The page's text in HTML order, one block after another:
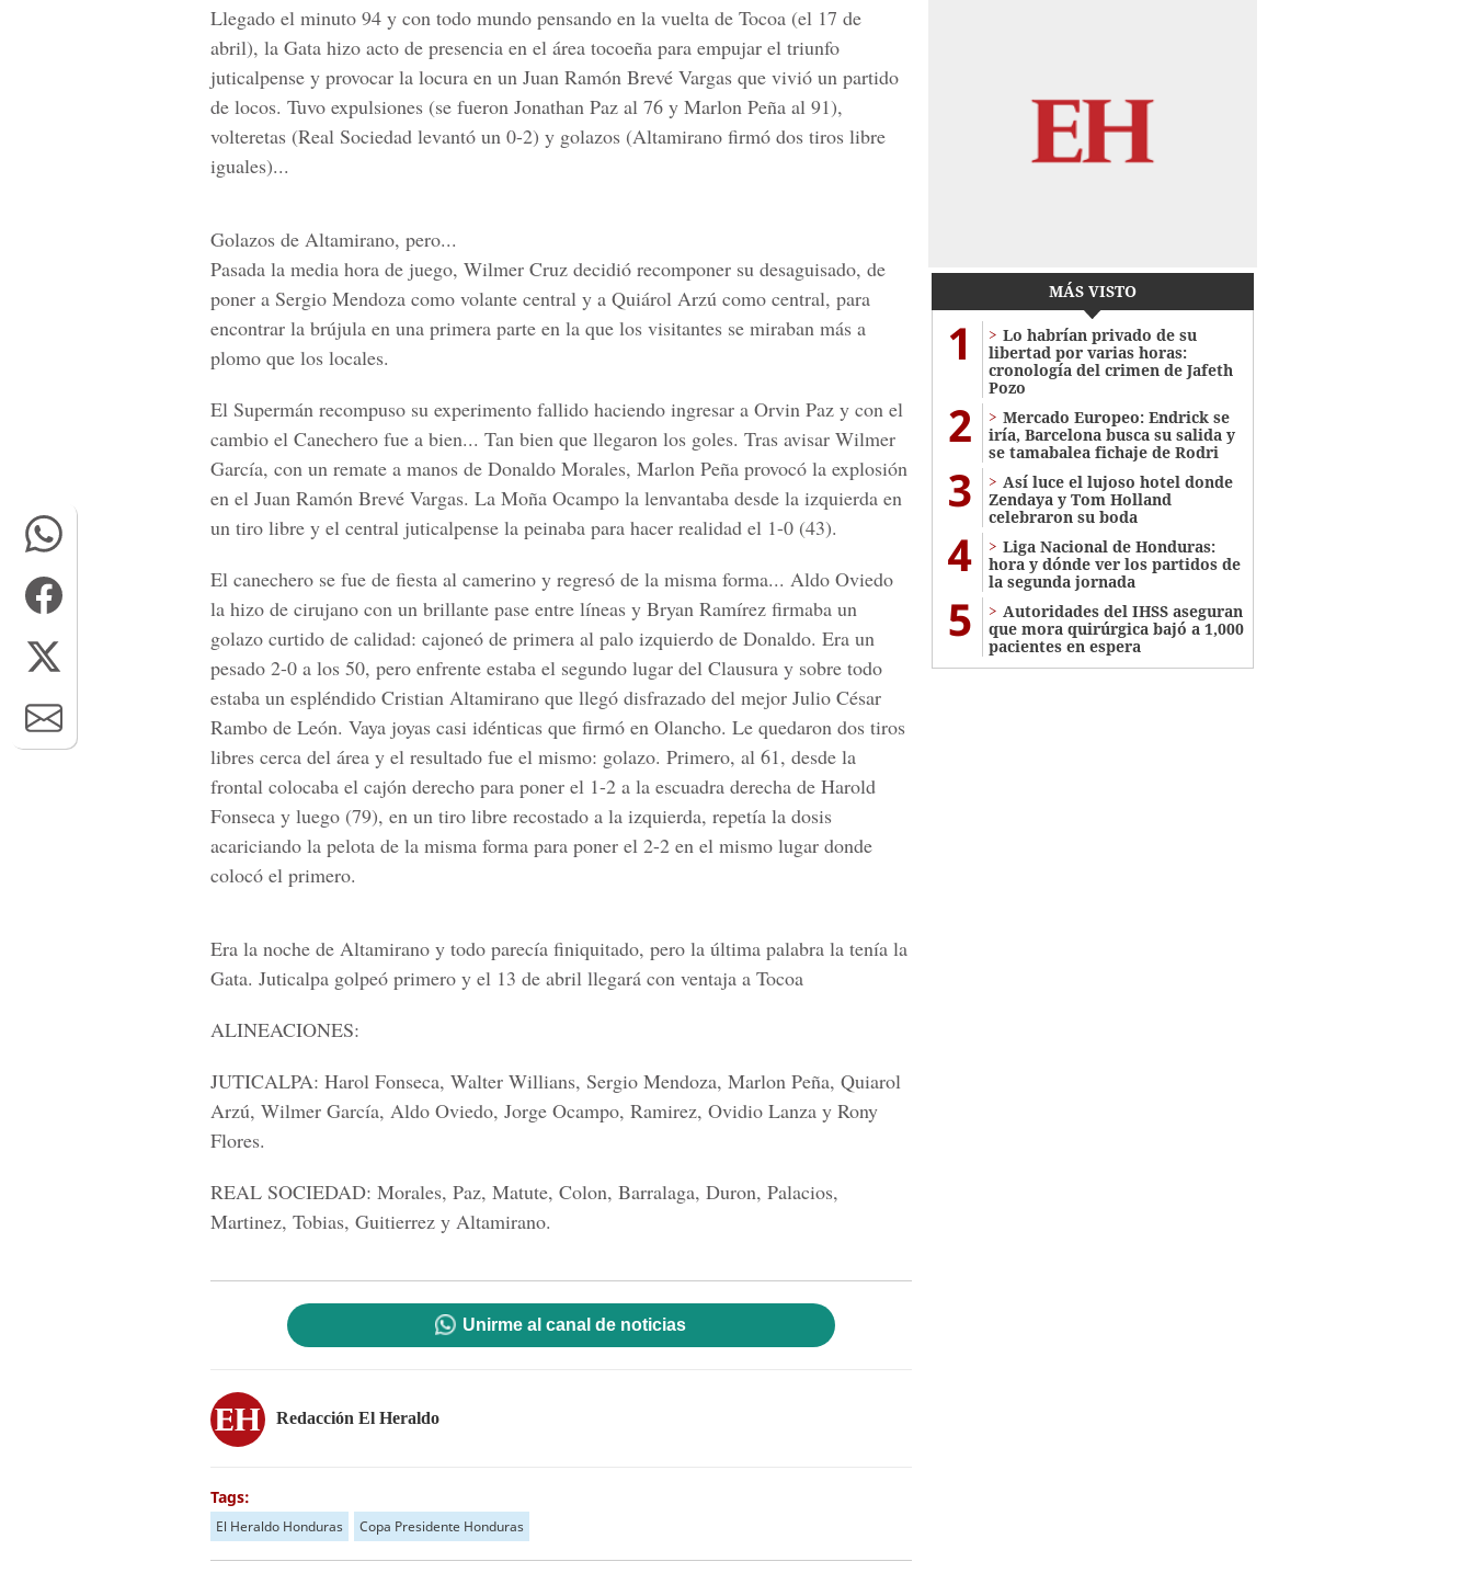
Llegado el minuto 94 y con todo mundo pensando en la vuelta de Tocoa (el 17 de
abril), la Gata hizo acto de presencia en el área tocoeña para empujar el triunfo
juticalpense y provocar la locura en un Juan Ramón Brevé Vargas que vivió un partido
de locos. Tuvo expulsiones (se fueron Jonathan Paz al 76 y Marlon Peña al 91),
volteretas (Real Sociedad levantó un 0-2) y golazos (Altamirano firmó dos tiros libre
iguales)...
Golazos de Altamirano, pero...
Pasada la media hora de juego, Wilmer Cruz decidió recomponer su desaguisado, de
poner a Sergio Mendoza como volante central y a Quiárol Arzú como central, para
encontrar la brújula en una primera parte en la que los visitantes se miraban más a
plomo que los locales.
El Supermán recompuso su experimento fallido haciendo ingresar a Orvin Paz y con el
cambio el Canechero fue a bien... Tan bien que llegaron los goles. Tras avisar Wilmer
García, con un remate a manos de Donaldo Morales, Marlon Peña provocó la explosión
en el Juan Ramón Brevé Vargas. La Moña Ocampo la lenvantaba desde la izquierda en
un tiro libre y el central juticalpense la peinaba para hacer realidad el 1-0 (43).
El canechero se fue de fiesta al camerino y regresó de la misma forma... Aldo Oviedo
la hizo de cirujano con un brillante pase entre líneas y Bryan Ramírez firmaba un
golazo curtido de calidad: cajoneó de primera al palo izquierdo de Donaldo. Era un
pesado 2-0 a los 50, pero enfrente estaba el segundo lugar del Clausura y sobre todo
estaba un espléndido Cristian Altamirano que llegó disfrazado del mejor Julio César
Rambo de León. Vaya joyas casi idénticas que firmó en Olancho. Le quedaron dos tiros
libres cerca del área y el resultado fue el mismo: golazo. Primero, al 61, desde la
frontal colocaba el cajón derecho para poner el 1-2 a la escuadra derecha de Harold
Fonseca y luego (79), en un tiro libre recostado a la izquierda, repetía la dosis
acariciando la pelota de la misma forma para poner el 2-2 en el mismo lugar donde
colocó el primero.
Era la noche de Altamirano y todo parecía finiquitado, pero la última palabra la tenía la
Gata. Juticalpa golpeó primero y el 13 de abril llegará con ventaja a Tocoa
ALINEACIONES:
JUTICALPA: Harol Fonseca, Walter Willians, Sergio Mendoza, Marlon Peña, Quiarol
Arzú, Wilmer García, Aldo Oviedo, Jorge Ocampo, Ramirez, Ovidio Lanza y Rony
Flores.
REAL SOCIEDAD: Morales, Paz, Matute, Colon, Barralaga, Duron, Palacios,
Martinez, Tobias, Guitierrez y Altamirano.
Unirme al canal de noticias
Redacción El Heraldo
Tags:
El Heraldo Honduras Copa Presidente Honduras
MÁS VISTO
1
Lo habrían privado de su
libertad por varias horas:
cronología del crimen de Jafeth
Pozo
2
Mercado Europeo: Endrick se
iría, Barcelona busca su salida y
se tamabalea fichaje de Rodri
3
Así luce el lujoso hotel donde
Zendaya y Tom Holland
celebraron su boda
4
Liga Nacional de Honduras:
hora y dónde ver los partidos de
la segunda jornada
5
Autoridades del IHSS aseguran
que mora quirúrgica bajó a 1,000
pacientes en espera